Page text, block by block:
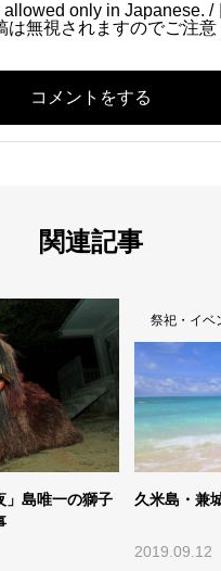
only in Japanese. /
は無視されますのでご注意
コメントをする
関連記事
城の十五夜へ
ント
令